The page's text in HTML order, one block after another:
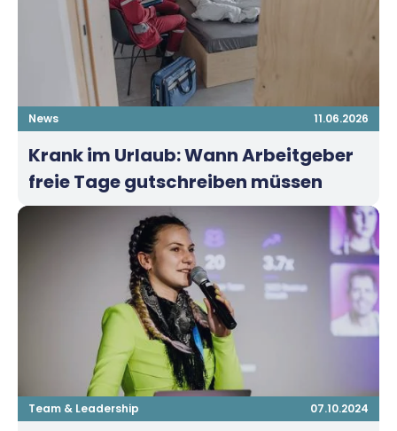
11.06.2026
News
Krank im Urlaub: Wann Arbeitgeber
freie Tage gutschreiben müssen
07.10.2024
Team & Leadership